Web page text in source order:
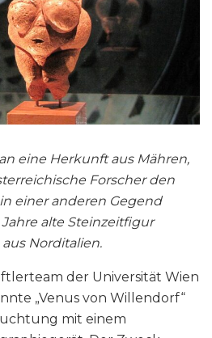
eine Herkunft aus Mähren,
Forscher den
einer anderen Gegend
alte Steinzeitfigur
Norditalien.
der Universität Wien
„Venus von Willendorf“
mit einem